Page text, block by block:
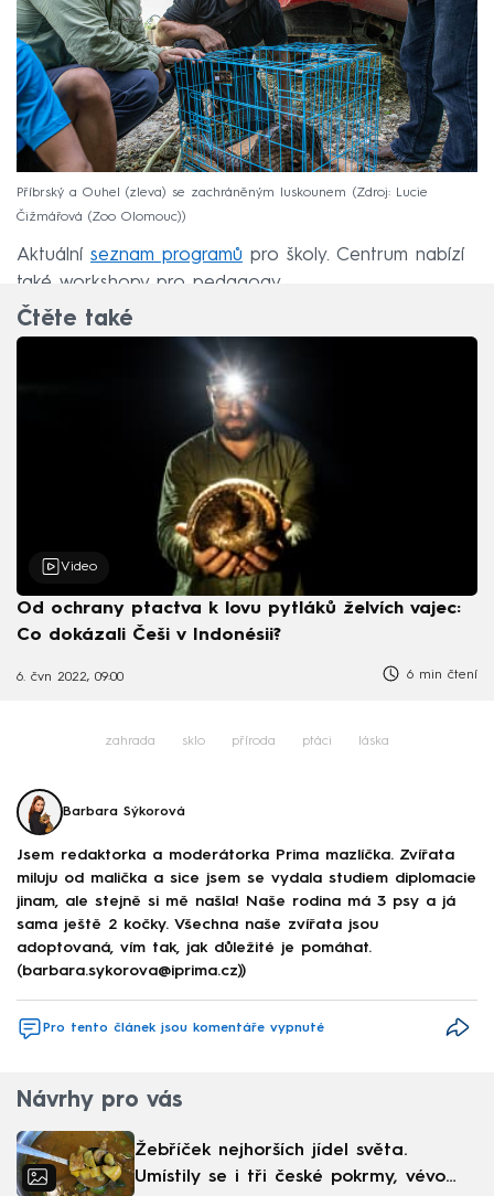
Příbrský a Ouhel (zleva) se zachráněným luskounem
Zdroj: Lucie
Čižmářová (Zoo Olomouc)
Aktuální seznam programů pro školy. Centrum nabízí
také workshopy pro pedagogy.
Čtěte také
Video
Od ochrany ptactva k lovu pytláků želvích vajec:
Co dokázali Češi v Indonésii?
6. čvn 2022, 09:00 6 min čtení
zahrada sklo příroda ptáci láska
Barbara Sýkorová
Jsem redaktorka a moderátorka Prima mazlíčka. Zvířata
miluju od malička a sice jsem se vydala studiem diplomacie
jinam, ale stejně si mě našla! Naše rodina má 3 psy a já
sama ještě 2 kočky. Všechna naše zvířata jsou
adoptovaná, vím tak, jak důležité je pomáhat.
(barbara.sykorova@iprima.cz))
Pro tento článek jsou komentáře vypnuté
Návrhy pro vás
Žebříček nejhorších jídel světa.
Umístily se i tři české pokrmy, vévodí